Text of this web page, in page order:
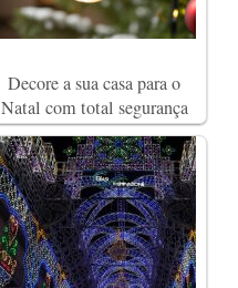
Decore a sua casa para o
Natal com total segurança